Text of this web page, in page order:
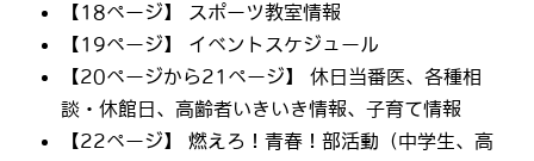
【18ページ】 スポーツ教室情報
【19ページ】 イベントスケジュール
【20ページから21ページ】 休日当番医、各種相
談・休館日、高齢者いきいき情報、子育て情報
【22ページ】 燃えろ！青春！部活動（中学生、高